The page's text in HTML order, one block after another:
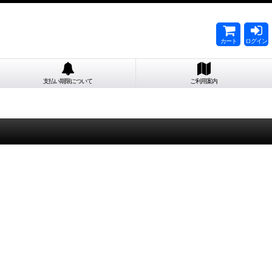
カート ログイン
支払い期限について ご利用案内